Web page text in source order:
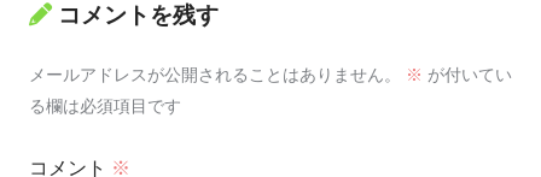
コメントを残す
メールアドレスが公開されることはありません。 ※ が付いてい
る欄は必須項目です
コメント ※